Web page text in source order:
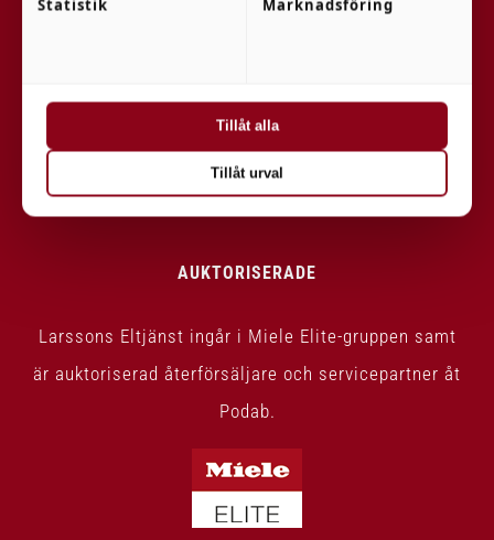
order@larssonseltjanst.se
AUKTORISERADE
Larssons Eltjänst ingår i Miele Elite-gruppen samt
är auktoriserad återförsäljare och servicepartner åt
Podab.
Statistik Marknadsföring
Tillåt urval
Tillåt alla